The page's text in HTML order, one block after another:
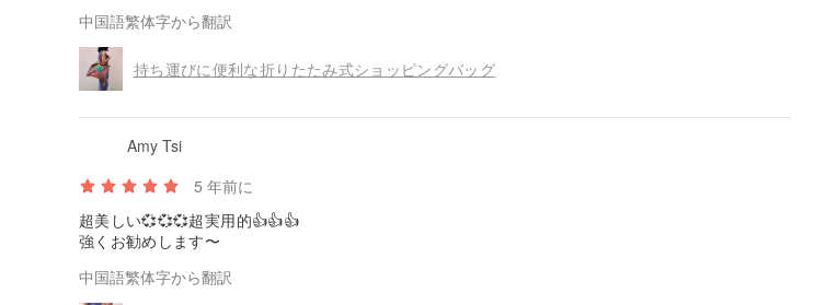
中国語繁体字から翻訳
持ち運びに便利な折りたたみ式ショッピングバッグ
Amy Tsi
5 年前に
超美しい💞💞💞超実用的👍👍👍
強くお勧めします〜
中国語繁体字から翻訳